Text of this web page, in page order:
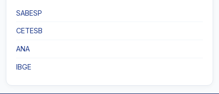
SABESP
CETESB
ANA
IBGE